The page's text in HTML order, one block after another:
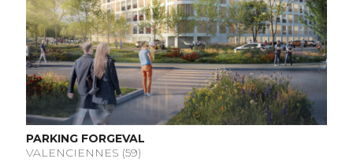
PARKING FORGEVAL
VALENCIENNES (59)